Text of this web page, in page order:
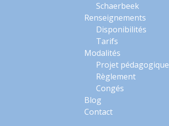
Schaerbeek
Renseignements
Disponibilités
Tarifs
Modalités
Projet pédagogique
Règlement
Congés
Blog
Contact